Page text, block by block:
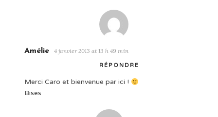
Amélie 4 janvier 2013 at 13 h 49 min
RÉPONDRE
Merci Caro et bienvenue par ici !
Bises